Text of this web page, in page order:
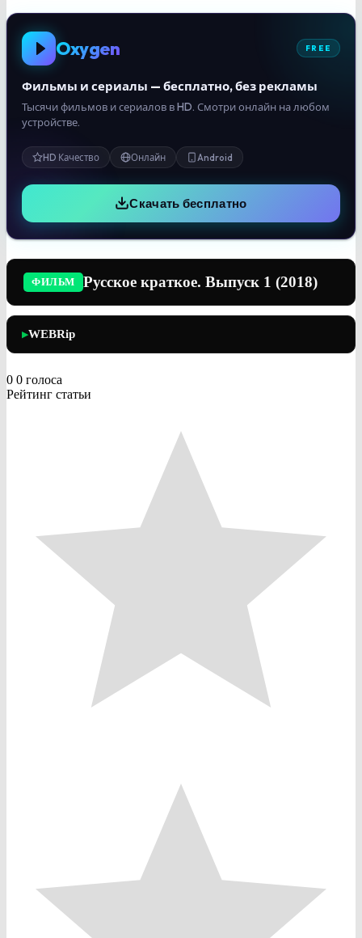
Oxygen FREE
Фильмы и сериалы — бесплатно, без рекламы
Тысячи фильмов и сериалов в HD. Смотри онлайн на любом
устройстве.
HD Качество Онлайн Android
Скачать бесплатно
ФИЛЬМ Русское краткое. Выпуск 1 (2018)
▶WEBRip
0 0 голоса
Рейтинг статьи